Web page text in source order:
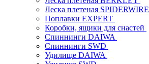
Леска плетеная SPIDERWIRE
Поплавки EXPERT
Коробки, ящики для снастей
Спиннинги DAIWA
Спиннинги SWD
Удилище DAIWA